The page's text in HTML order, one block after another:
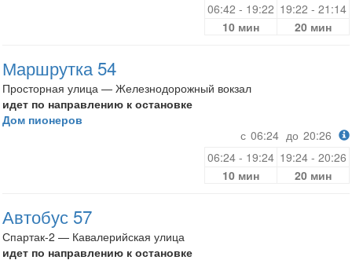
06:42 - 19:22 19:22 - 21:14
10 мин
20 мин
Маршрутка 54
Просторная улица — Железнодорожный вокзал
идет по направлению к остановке
Дом пионеров
с 06:24 до 20:26
06:24 - 19:24 19:24 - 20:26
10 мин
20 мин
Автобус 57
Спартак-2 — Кавалерийская улица
идет по направлению к остановке